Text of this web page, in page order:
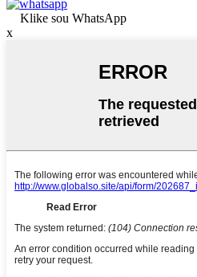
Klike sou WhatsApp
x